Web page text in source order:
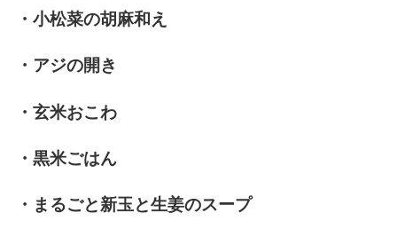
・小松菜の胡麻和え
・アジの開き
・玄米おこわ
・黒米ごはん
・まるごと新玉と生姜のスープ